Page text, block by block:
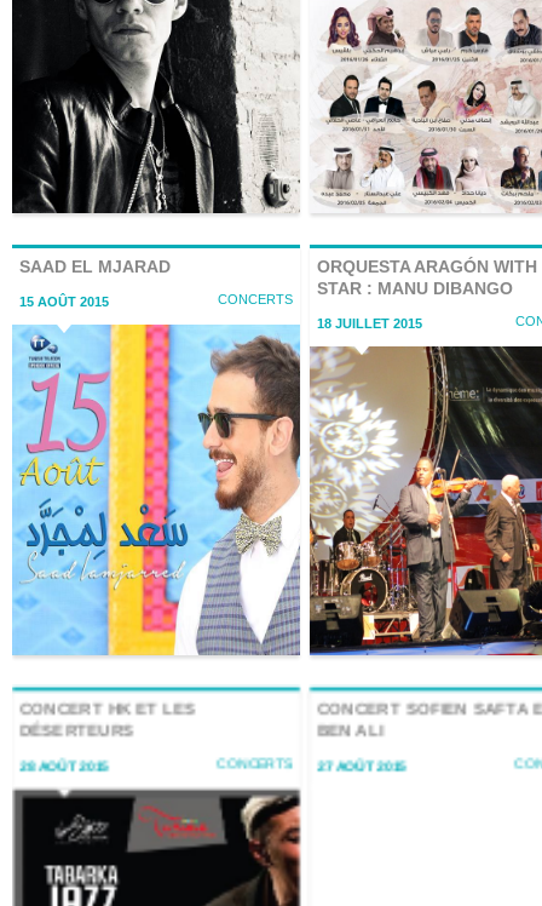
SAAD EL MJARAD
15 AOÛT 2015 CONCERTS
ORQUESTA ARAGÓN WITH
STAR : MANU DIBANGO
18 JUILLET 2015
CONCERT HK ET LES
DÉSERTEURS
28 AOÛT 2015 CONCERTS
CONCERT SOFIEN SAFTA
BEN ALI
27 AOÛT 2015